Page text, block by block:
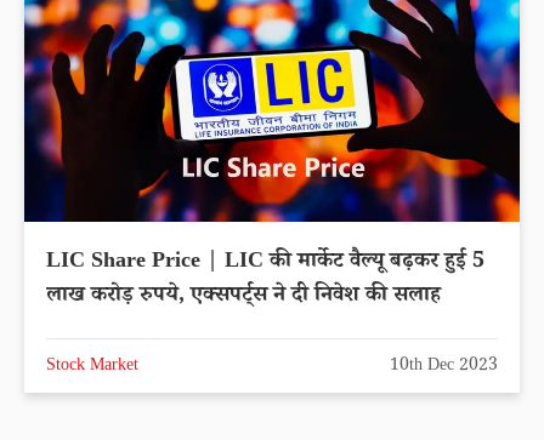
LIC Share Price | LIC की मार्केट वैल्यू बढ़कर हुई 5
लाख करोड़ रुपये, एक्सपर्ट्स ने दी निवेश की सलाह
Stock Market 10th Dec 2023